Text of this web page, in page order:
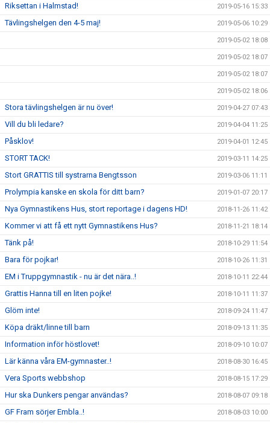
Riksettan i Halmstad! 2019-05-16 15:33
Tävlingshelgen den 4-5 maj! 2019-05-06 10:29
2019-05-02 18:08
2019-05-02 18:07
2019-05-02 18:07
2019-05-02 18:06
Stora tävlingshelgen är nu över! 2019-04-27 07:43
Vill du bli ledare? 2019-04-04 11:25
Påsklov! 2019-04-01 12:45
STORT TACK! 2019-03-11 14:25
Stort GRATTIS till systrarna Bengtsson 2019-03-06 11:11
Prolympia kanske en skola för ditt barn? 2019-01-07 20:17
Nya Gymnastikens Hus, stort reportage i dagens HD! 2018-11-26 11:42
Kommer vi att få ett nytt Gymnastikens Hus? 2018-11-21 18:14
Tänk på! 2018-10-29 11:54
Bara för pojkar! 2018-10-26 11:31
EM i Truppgymnastik - nu är det nära..! 2018-10-11 22:44
Grattis Hanna till en liten pojke! 2018-10-11 11:37
Glöm inte! 2018-09-24 11:47
Köpa dräkt/linne till barn 2018-09-13 11:35
Information inför höstlovet! 2018-09-10 10:07
Lär känna våra EM-gymnaster..! 2018-08-30 16:45
Vera Sports webbshop 2018-08-15 17:29
Hur ska Dunkers pengar användas? 2018-08-07 09:18
GF Fram sörjer Embla..! 2018-08-03 10:00